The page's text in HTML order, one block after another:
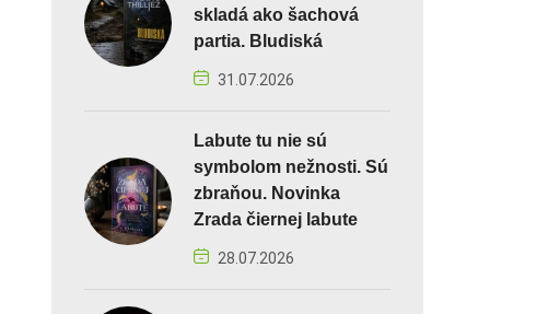
skladá ako šachová
partia. Bludiská
31.07.2026
Labute tu nie sú
symbolom nežnosti. Sú
zbraňou. Novinka
Zrada čiernej labute
28.07.2026